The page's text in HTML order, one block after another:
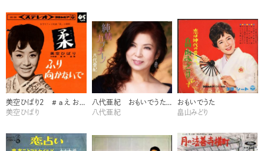
美空ひばり２ # a え おもいでうた12
美空ひばり
八代亜紀 おもいでうた10
八代亜紀
おもいでうた
畠山みどり